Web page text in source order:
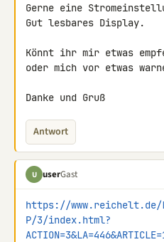
Gerne eine
Gut lesbares Display.
Könnt ihr mir etwas
oder mich vor etwas
Danke und Gruß
Antwort
U userGast
https://www.reichelt.de/
P/3/index.html?